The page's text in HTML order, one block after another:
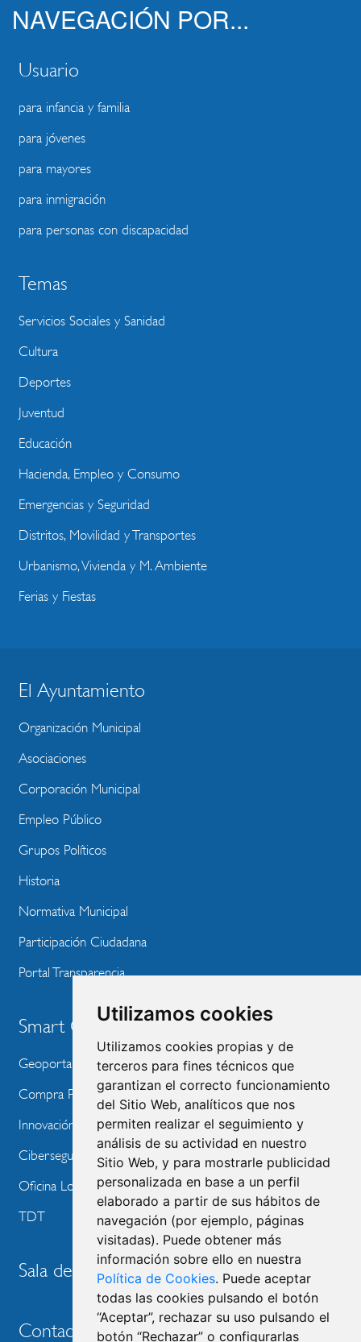
Utilizamos cookies
Utilizamos cookies propias y de
terceros para fines técnicos que
garantizan el correcto funcionamiento
del Sitio Web, analíticos que nos
permiten realizar el seguimiento y
análisis de su actividad en nuestro
Sitio Web, y para mostrarle publicidad
personalizada en base a un perfil
elaborado a partir de sus hábitos de
navegación (por ejemplo, páginas
visitadas). Puede obtener más
información sobre ello en nuestra
Política de Cookies. Puede aceptar
todas las cookies pulsando el botón
“Aceptar”, rechazar su uso pulsando el
botón “Rechazar” o configurarlas
NAVEGACIÓN POR...
Usuario
para infancia y familia
para jóvenes
para mayores
para inmigración
para personas con discapacidad
Temas
Servicios Sociales y Sanidad
Cultura
Deportes
Juventud
Educación
Hacienda, Empleo y Consumo
Emergencias y Seguridad
Distritos, Movilidad y Transportes
Urbanismo, Vivienda y M. Ambiente
Ferias y Fiestas
BLOQUE
MENU
WEBSITE
El Ayuntamiento
Organización Municipal
Asociaciones
Corporación Municipal
Empleo Público
Grupos Políticos
Historia
Normativa Municipal
Participación Ciudadana
Portal Transparencia
Smart City
Geoportal
Compra Pública de Innovación
Innovación Tecnológica
Ciberseguridad
Oficina Local de Ayudas Públicas
TDT
Sala de prensa
Contacto